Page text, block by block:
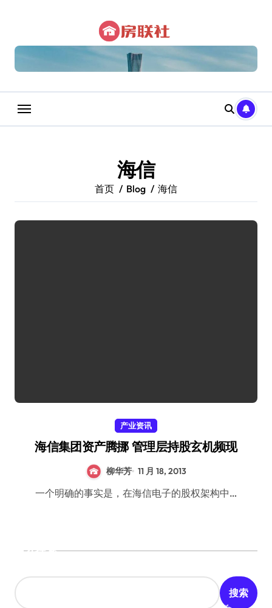
海信
首页 Blog 海信
产业资讯
海信集团资产腾挪 管理层持股玄机频现
柳华芳 11 月 18, 2013
一个明确的事实是，在海信电子的股权架构中…
搜索
搜索